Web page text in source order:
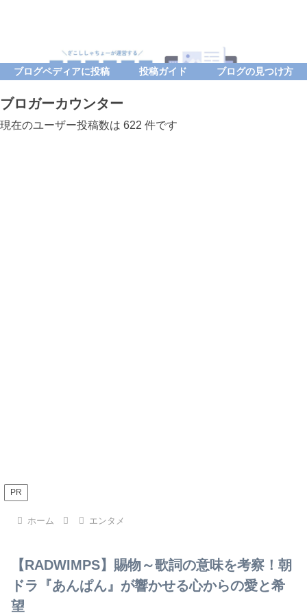
ブログペディアに投稿 投稿ガイド ブログの見つけ方
ブロガーカウンター
現在のユーザー投稿数は 622 件です
PR
ホーム エンタメ
【RADWIMPS】賜物～歌詞の意味を考察！朝
ドラ『あんぱん』が響かせる心からの愛と希
望